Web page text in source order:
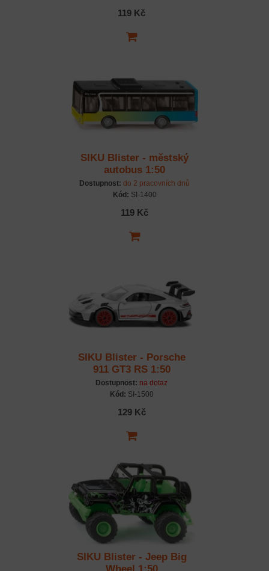
119 Kč
SIKU Blister - městský
autobus 1:50
Dostupnost: do 2 pracovních dnů
Kód: SI-1400
119 Kč
SIKU Blister - Porsche
911 GT3 RS 1:50
Dostupnost: na dotaz
Kód: SI-1500
129 Kč
SIKU Blister - Jeep Big